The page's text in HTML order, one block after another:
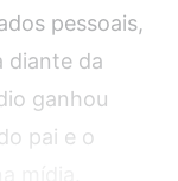
pessoais,
diante da
ganhou
pai e o